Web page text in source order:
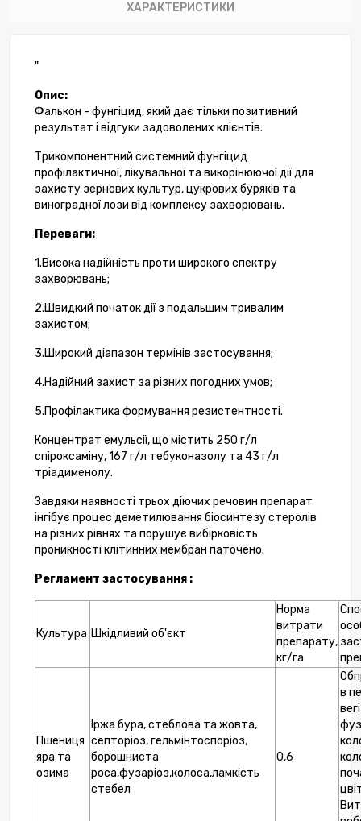
ХАРАКТЕРИСТИКИ
"
Опис:
Фалькон - фунгіцид, який дає тільки позитивний
результат і відгуки задоволених клієнтів.
Трикомпонентний системний фунгіцид
профілактичної, лікувальної та викорінюючої дії для
захисту зернових культур, цукрових буряків та
виноградної лози від комплексу захворювань.
Переваги: ​​
1.Висока надійність проти широкого спектру
захворювань;
2.Швидкий початок дії з подальшим тривалим
захистом;
3.Широкий діапазон термінів застосування;
4.Надійний захист за різних погодних умов;
5.Профілактика формування резистентності.
Концентрат емульсії, що містить 250 г/л
спіроксаміну, 167 г/л тебуконазолу та 43 г/л
тріадименолу.
Завдяки наявності трьох діючих речовин препарат
інгібує процес деметилювання біосинтезу стеролів
на різних рівнях та порушує вибірковість
проникності клітинних мембран паточено.
Регламент застосування :
Культура Шкідливий об'єкт
Норма
витрати
препарату,
кг/га
Пшениця
яра та
озима
Іржа бура, стеблова та жовта,
септоріоз, гельмінтоспоріоз,
борошниста
роса,фузаріоз,колоса,ламкість
стебел
0,6
в